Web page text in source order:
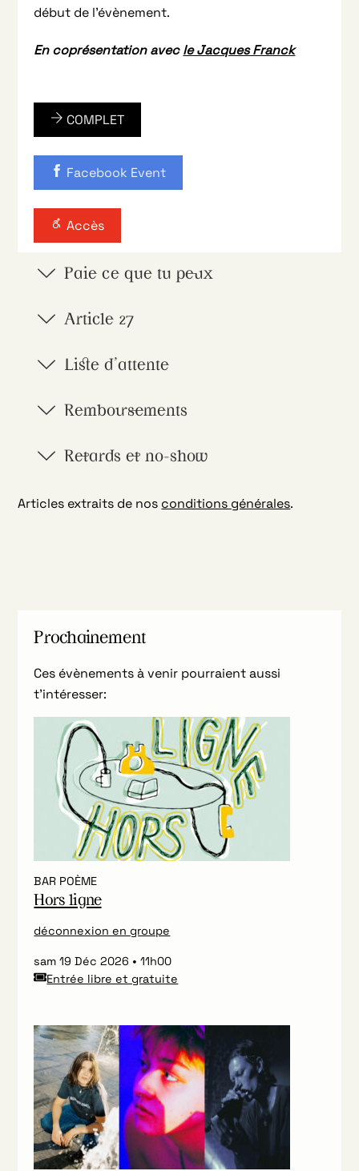
début de l’évènement.
En coprésentation avecle Jacques Franck
COMPLET
Facebook Event
Accès
Paie ce que tu peux
Article 27
Liste d'attente
Remboursements
Retards et no-show
Articles extraits de nos conditions générales.
Prochainement
Ces évènements à venir pourraient aussi
t’intéresser:
BAR POÈME
Hors ligne
déconnexion en groupe
sam 19 Déc 2026
11h00
Entrée libre et gratuite